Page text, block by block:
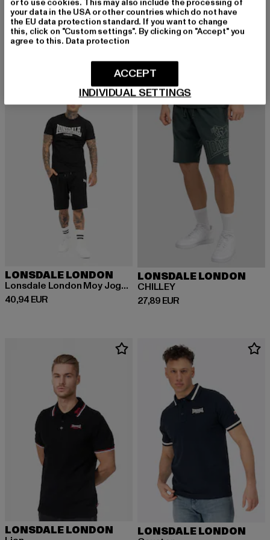
LONSDALE LONDON
Classic
77,39 EUR
Derzeitiger Preis: 77,39 EUR
89,99 EURAktionspreis: 89,99 EUR
LONSDALE LONDON
Blairmore Double Pack
LONSDALE LONDON
Lonsdale London Moy Jogginganzüge
40,94 EUR
Derzeitiger Preis: 40,94 EUR
LONSDALE LONDON
CHILLEY
27,89 EUR
Derzeitiger Preis: 27,89 EUR
LONSDALE LONDON LONSDALE LONDON
or to use cookies. This may also include the processing of
your data in the USA or other countries which do not have
the EU data protection standard. If you want to change
this, click on "Custom settings". By clicking on "Accept" you
agree to this. Data protection
INDIVIDUAL SETTINGS
ACCEPT